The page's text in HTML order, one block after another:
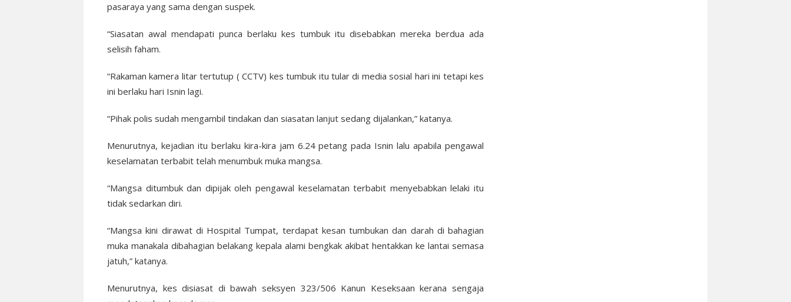
pasaraya yang sama dengan suspek.
“Siasatan awal mendapati punca berlaku kes tumbuk itu disebabkan mereka berdua ada
selisih faham.
“Rakaman kamera litar tertutup ( CCTV) kes tumbuk itu tular di media sosial hari ini tetapi kes
ini berlaku hari Isnin lagi.
“Pihak polis sudah mengambil tindakan dan siasatan lanjut sedang dijalankan,” katanya.
Menurutnya, kejadian itu berlaku kira-kira jam 6.24 petang pada Isnin lalu apabila pengawal
keselamatan terbabit telah menumbuk muka mangsa.
“Mangsa ditumbuk dan dipijak oleh pengawal keselamatan terbabit menyebabkan lelaki itu
tidak sedarkan diri.
“Mangsa kini dirawat di Hospital Tumpat, terdapat kesan tumbukan dan darah di bahagian
muka manakala dibahagian belakang kepala alami bengkak akibat hentakkan ke lantai semasa
jatuh,” katanya.
Menurutnya, kes disiasat di bawah seksyen 323/506 Kanun Keseksaan kerana sengaja